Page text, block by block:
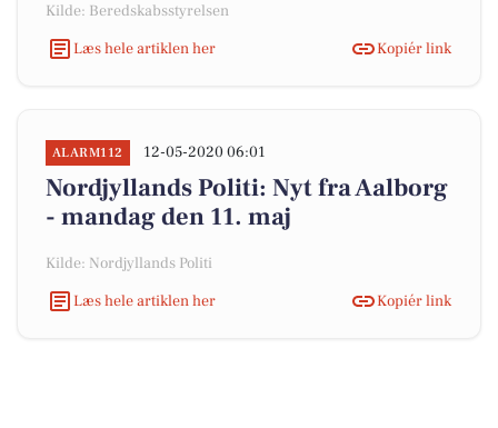
Kilde: Beredskabsstyrelsen
Læs hele artiklen her
Kopiér link
ALARM112 12-05-2020 06:01
Nordjyllands Politi: Nyt fra Aalborg
- mandag den 11. maj
Kilde: Nordjyllands Politi
Læs hele artiklen her
Kopiér link